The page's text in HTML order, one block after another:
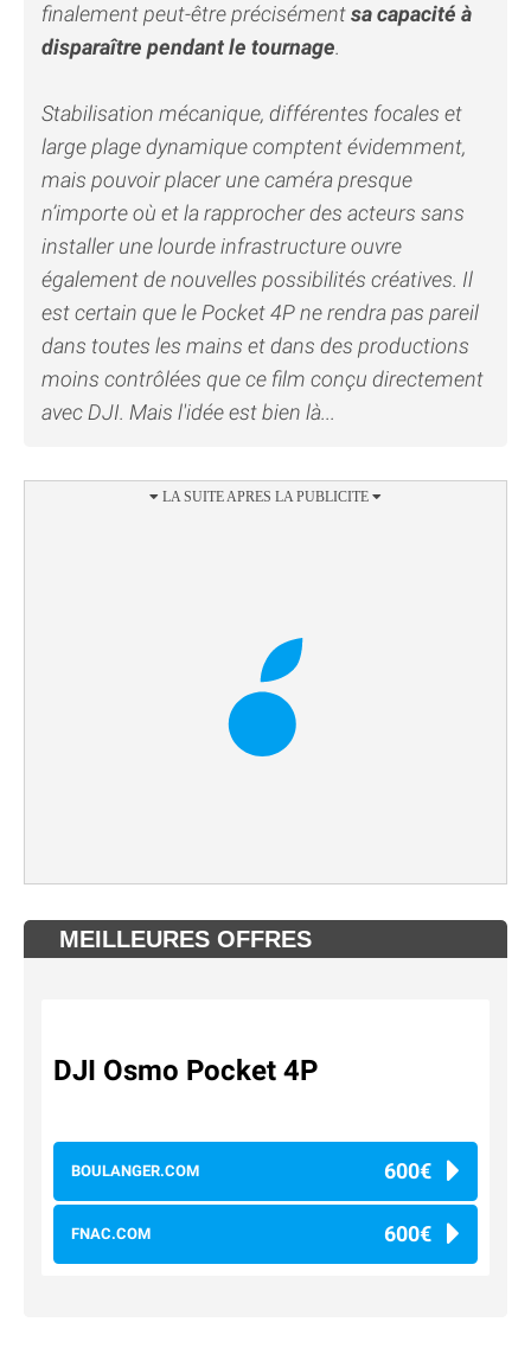
finalement peut-être précisémentsa capacité à
disparaître pendant le tournage.
Stabilisation mécanique, différentes focales et
large plage dynamique comptent évidemment,
mais pouvoir placer une caméra presque
n’importe où et la rapprocher des acteurs sans
installer une lourde infrastructure ouvre
également de nouvelles possibilités créatives. Il
est certain que le Pocket 4P ne rendra pas pareil
dans toutes les mains et dans des productions
moins contrôlées que ce film conçu directement
avec DJI. Mais l'idée est bien là...
MEILLEURES OFFRES
DJI Osmo Pocket 4P
BOULANGER.COM 600€
FNAC.COM 600€